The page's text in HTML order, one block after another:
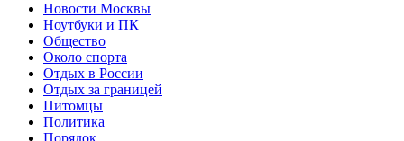
Новости Москвы
Ноутбуки и ПК
Общество
Около спорта
Отдых в России
Отдых за границей
Питомцы
Политика
Порядок